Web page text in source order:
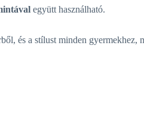
együtt használható.
és a stílust minden gyermekhez,